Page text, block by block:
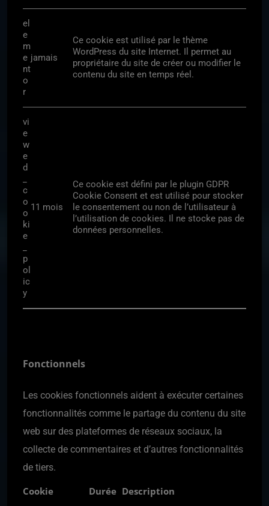
el
e
m
e
nt
o
r
jamais
Ce cookie est utilisé par le thème
WordPress du site Internet. Il permet au
propriétaire du site de créer ou modifier le
contenu du site en temps réel.
vi
e
w
e
d
c
o
o
ki
e
p
ol
ic
y
11 mois
Ce cookie est défini par le plugin GDPR
Cookie Consent et est utilisé pour stocker
le consentement ou non de l’utilisateur à
l’utilisation de cookies. Il ne stocke pas de
données personnelles.
Fonctionnels
Les cookies fonctionnels aident à exécuter certaines
fonctionnalités comme le partage du contenu du site
web sur des plateformes de réseaux sociaux, la
collecte de commentaires et d’autres fonctionnalités
de tiers.
Cookie Durée Description